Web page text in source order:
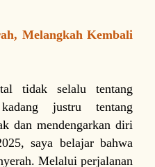
Melangkah Kembali
tidak selalu tentang
justru tentang
dan mendengarkan diri
saya belajar bahwa
Melalui perjalanan